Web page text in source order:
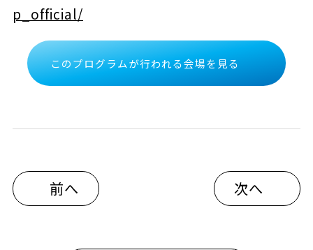
p_official/
このプログラムが行われる会場を見る
前へ 次へ